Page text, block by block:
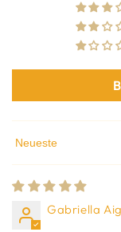
Sort by
Gabriella